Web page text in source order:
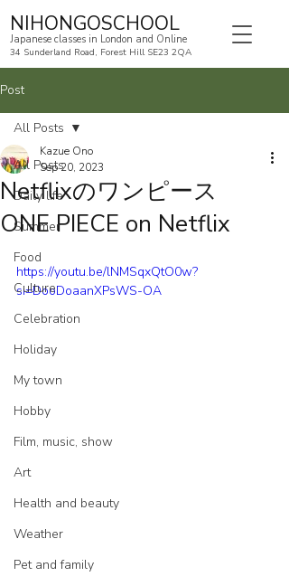
NIHONGOSCHOOL
Japanese classes in London and Online
34 Sunderland Road, Forest Hill SE23 2QA
Post
All Posts
Daily life
Summer
Food
Culture
Celebration
Holiday
My town
Hobby
Film, music, show
Art
Health and beauty
Weather
Pet and family
All Posts
Netflixのワンピース
ONE PIECE on Netflix
Kazue Ono
Sep 20, 2023
https://youtu.be/lNMSqxQtO0w?
si=DooDoaanXPsWS-OA